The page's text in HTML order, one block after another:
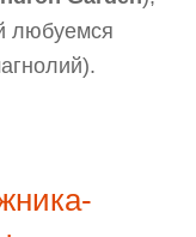
любуемся
Ranges Botanic